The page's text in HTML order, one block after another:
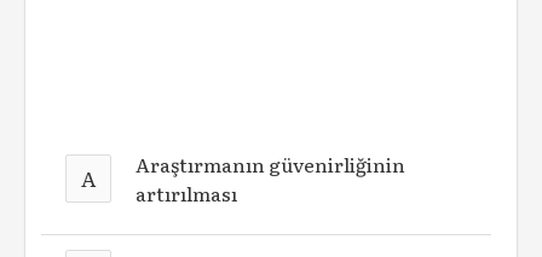
A
Araştırmanın güvenirliğinin
artırılması